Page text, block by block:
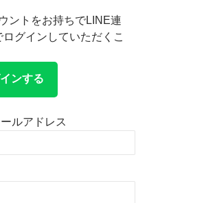
ントをお持ちでLINE連
グインしていただくこ
ンする
ルアドレス